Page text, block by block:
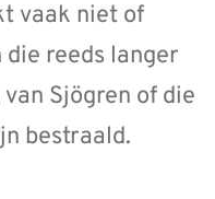
vaak niet of
reeds langer
Sjögren of die
bestraald.